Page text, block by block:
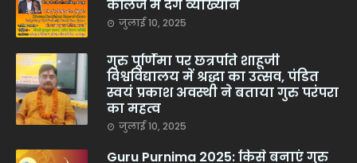
कॉलेज में देंगे व्याख्यान
जुलाई 10, 2025
गुरु पूर्णिमा पर छत्रपति शाहूजी
विश्वविद्यालय में श्रद्धा का उत्सव, पंडित
स्वयं प्रकाश अवस्थी ने बताया गुरु परंपरा
का महत्व
जुलाई 10, 2025
Guru Purnima 2025: किसे बनाएं गुरु